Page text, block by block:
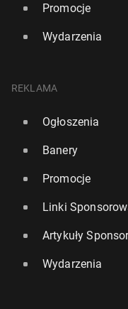
Promocje
Wydarzenia
REKLAMA
Ogłoszenia
Banery
Promocje
Linki
Artykuły
Wydarzenia